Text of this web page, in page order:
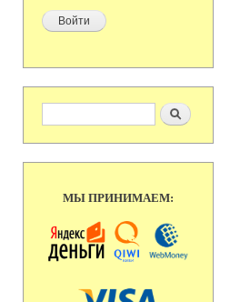
Форма поиска Поиск
МЫ ПРИНИМАЕМ: